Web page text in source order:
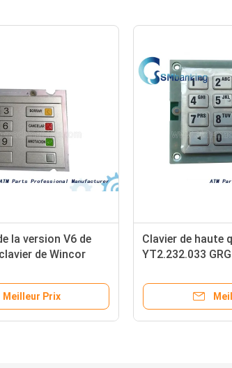
ATM GRG
English clavier
Meilleur Prix
Le numéro de
numéro